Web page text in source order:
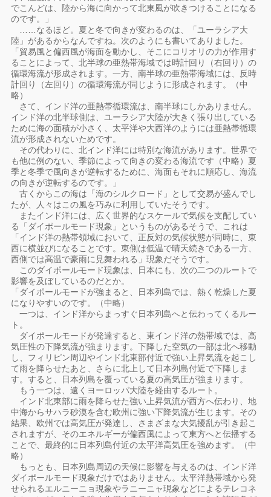
でこんどは、陸から海に向かって北東風が吹きつけることになる
のです。」
……なるほど。夏と冬で向きが変わるのは、「ユーラシア大
陸」があるからなんですね。次のようにも書いてありました。
「貿易風と偏西風が海面を動かし、そこにコリオリの力が作用す
ることによって、北半球の亜熱帯海域では時計回り（右回り）の
循環海流が形成されます。一方、南半球の亜熱帯海域には、反時
計回り（左回り）の循環海流が同じように形成されます。（中
略）
さて、インド洋の亜熱帯循環流は、南半球にしかありません。
インド洋の北半球側は、ユーラシア大陸が大きく張り出している
ために海の面積が小さく、太平洋や大西洋のようには亜熱帯循環
流が形成されないためです。
その代わりに、北インド洋には特別な海流があります。世界で
も他に例のない、季節によって向きの変わる海流です（中略）夏
季と冬季で風向きが逆転するために、海面もそれに順応し、海流
の向きが逆転するのです。」
古くからこの海は「海のシルクロード」として交易が盛んでし
たが、人々はこの風を巧みに利用していたそうです。
またインド洋には、広く世界的なスケールで気候を支配してい
る「ダイポールモード現象」というものがあるそうで、これは
「インド洋の熱帯領域において、正反対の気候状態が同時に、東
西に横並びになることです。東側は低温で晴天続きである一方、
西側では高温で豪雨に見舞われる」現象だそうです。
このダイポールモード現象は、日本にも、次の二つのルートで
影響を及ぼしているのだとか。
「ダイポールモードが強まると、日本列島では、熱く乾燥した夏
になりやすいのです。（中略）
一つは、インド洋からまっすぐ日本列島へと伝わってくるルー
ト。
ダイポールモードが発達すると、東インド洋の熱帯域では、高
気圧性の下降気流が強まります。下降した空気の一部は北へ移動
し、フィリピン周辺やインド北東部付近で強い上昇気流を起こし
て雨を降らせたあと、さらに北上して日本列島付近で下降しま
す。すると、日本列島を覆っている夏の高気圧が強まります。
もう一つは、遠くヨーロッパ大陸を経由するルート。
インド北東部に雨を降らせた強い上昇気流が西方へ伝わり、地
中海からサハラ砂漠を含む欧州に強い下降気流が生じます。その
結果、欧州では高気圧が発達し、さまざまな大気擾乱が引き起こ
されますが、そのエネルギーが偏西風によって東方へと伝播する
ことで、最終的に日本列島付近の太平洋高気圧を強めます。（中
略）
もっとも、日本列島周辺の天候に影響を与えるのは、インド洋
ダイポールモード現象だけではありません。太平洋熱帯域から発
せられるエルニーニョ現象やラニーニャ現象などによるテレコネ